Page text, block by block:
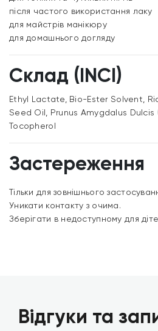
після частого використання лаку
для майстрів манікюру
для домашнього догляду
Склад (INCI)
Ethyl Lactate, Bio-Ester Solvent,
Seed Oil, Prunus Amygdalus Dulcis
Tocopherol
Застереження
Тільки для зовнішнього
Уникати контакту з очима.
Зберігати в недоступному для
Відгуки та